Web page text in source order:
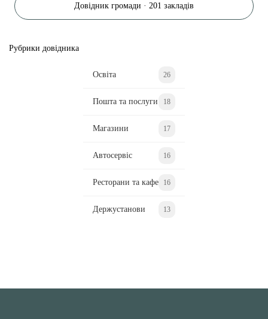
Довідник громади · 201 закладів
Рубрики довідника
Освіта 26
Пошта та послуги 18
Магазини 17
Автосервіс 16
Ресторани та кафе 16
Держустанови 13